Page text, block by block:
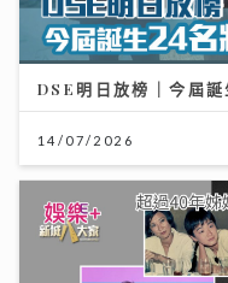
DSE明日放榜｜今屆
14/07/2026